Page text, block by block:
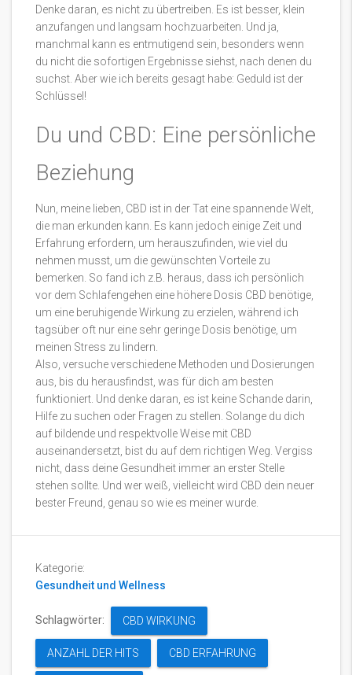
Denke daran, es nicht zu übertreiben. Es ist besser, klein
anzufangen und langsam hochzuarbeiten. Und ja,
manchmal kann es entmutigend sein, besonders wenn
du nicht die sofortigen Ergebnisse siehst, nach denen du
suchst. Aber wie ich bereits gesagt habe: Geduld ist der
Schlüssel!
Du und CBD: Eine persönliche
Beziehung
Nun, meine lieben, CBD ist in der Tat eine spannende Welt,
die man erkunden kann. Es kann jedoch einige Zeit und
Erfahrung erfordern, um herauszufinden, wie viel du
nehmen musst, um die gewünschten Vorteile zu
bemerken. So fand ich z.B. heraus, dass ich persönlich
vor dem Schlafengehen eine höhere Dosis CBD benötige,
um eine beruhigende Wirkung zu erzielen, während ich
tagsüber oft nur eine sehr geringe Dosis benötige, um
meinen Stress zu lindern.
Also, versuche verschiedene Methoden und Dosierungen
aus, bis du herausfindst, was für dich am besten
funktioniert. Und denke daran, es ist keine Schande darin,
Hilfe zu suchen oder Fragen zu stellen. Solange du dich
auf bildende und respektvolle Weise mit CBD
auseinandersetzt, bist du auf dem richtigen Weg. Vergiss
nicht, dass deine Gesundheit immer an erster Stelle
stehen sollte. Und wer weiß, vielleicht wird CBD dein neuer
bester Freund, genau so wie es meiner wurde.
Kategorie:
Gesundheit und Wellness
Schlagwörter: CBD WIRKUNG
ANZAHL DER HITS CBD ERFAHRUNG